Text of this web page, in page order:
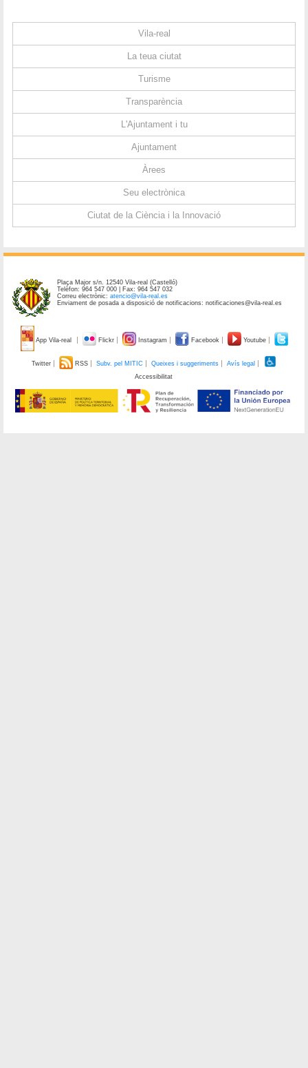
Vila-real
La teua ciutat
Turisme
Transparència
L'Ajuntament i tu
Ajuntament
Àrees
Seu electrònica
Ciutat de la Ciència i la Innovació
Plaça Major s/n. 12540 Vila-real (Castelló)
Telèfon: 964 547 000 | Fax: 964 547 032
Correu electrònic:atencio@vila-real.es
Enviament de posada a disposició de notificacions: notificaciones@vila-real.es
App Vila-real Flickr Instagram Facebook Youtube
Twitter RSS Subv. pel MITIC Queixes i suggeriments
Avís legal
Accessibilitat